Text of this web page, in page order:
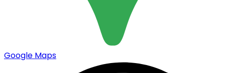
Google Maps